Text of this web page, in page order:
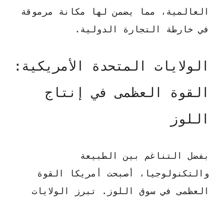
العالمية، مما يضمن لها مكانة مرموقة
في خارطة التجارة الدولية.
الولايات المتحدة الأمريكية:
القوة العظمى في إنتاج
اللوز
بفضل التناغم بين الطبيعة
والتكنولوجيا، أصبحت أمريكا القوة
العظمى في سوق اللوز. تبرز الولايات